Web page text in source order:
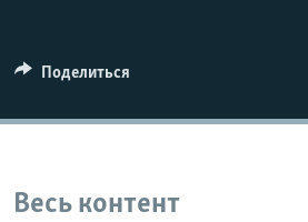
Поделиться
Весь контент